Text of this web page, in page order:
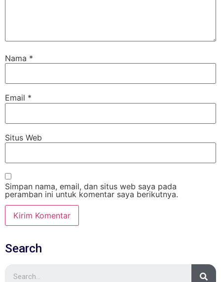
Nama *
Email *
Situs Web
Simpan nama, email, dan situs web saya pada
peramban ini untuk komentar saya berikutnya.
Search